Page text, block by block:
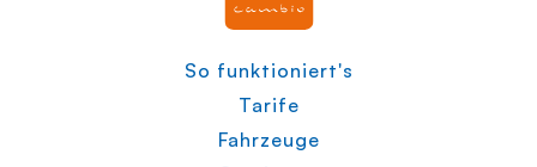
So funktioniert's
Tarife
Fahrzeuge